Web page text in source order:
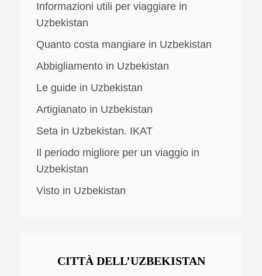
Informazioni utili per viaggiare in
Uzbekistan
Quanto costa mangiare in Uzbekistan
Abbigliamento in Uzbekistan
Le guide in Uzbekistan
Artigianato in Uzbekistan
Seta in Uzbekistan. IKAT
Il periodo migliore per un viaggio in
Uzbekistan
Visto in Uzbekistan
CITTÀ DELL’UZBEKISTAN